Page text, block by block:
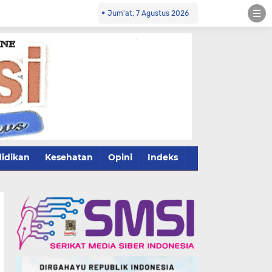
Jum'at, 7 Agustus 2026
Kesehatan Opini Indeks